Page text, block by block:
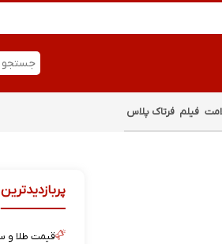
فیلم فرتاک پلاس
پربازدیدترین